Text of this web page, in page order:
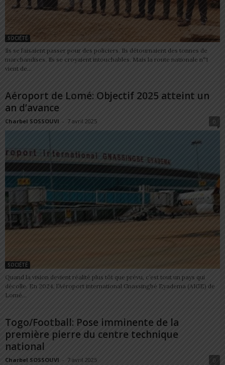
SOCIÉTÉ
Ils se faisaient passer pour des policiers. Ils détournaient des tonnes de
marchandises. Ils se croyaient intouchables. Mais la route nationale n°1
vient de...
Aéroport de Lomé: Objectif 2025 atteint un
an d’avance
Charbel SOSSOUVI - 7 avril 2025 0
SOCIÉTÉ
Quand la vision devient réalité plus tôt que prévu, c’est tout un pays qui
décolle. En 2024, l’Aéroport international Gnassingbé Eyadema (AIGE) de
Lomé...
Togo/Football: Pose imminente de la
première pierre du centre technique
national
Charbel SOSSOUVI - 7 avril 2025 0